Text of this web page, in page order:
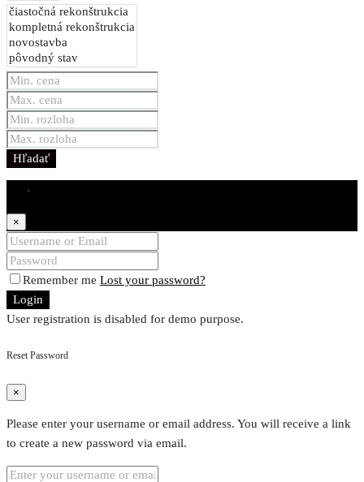
Hľadať
×
Remember me Lost your password?
Login
User registration is disabled for demo purpose.
Reset Password
×
Please enter your username or email address. You will receive a link
to create a new password via email.